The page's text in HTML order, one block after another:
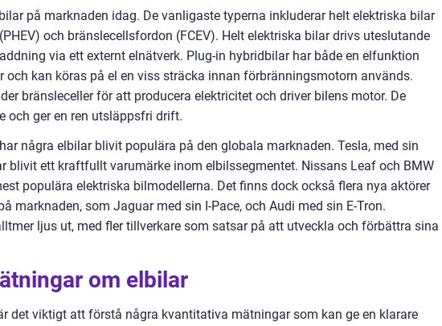
på marknaden idag. De vanligaste typerna inkluderar helt elektriska bilar
och bränslecellsfordon (FCEV). Helt elektriska bilar drivs uteslutande
via ett externt elnätverk. Plug-in hybridbilar har både en elfunktion
och kan köras på el en viss sträcka innan förbränningsmotorn används.
bränsleceller för att producera elektricitet och driver bilens motor. De
och ger en ren utsläppsfri drift.
några elbilar blivit populära på den globala marknaden. Tesla, med sin
blivit ett kraftfullt varumärke inom elbilssegmentet. Nissans Leaf och BMW
populära elektriska bilmodellerna. Det finns dock också flera nya aktörer
marknaden, som Jaguar med sin I-Pace, och Audi med sin E-Tron.
ljus ut, med fler tillverkare som satsar på att utveckla och förbättra sina
om elbilar
det viktigt att förstå några kvantitativa mätningar som kan ge en klarare